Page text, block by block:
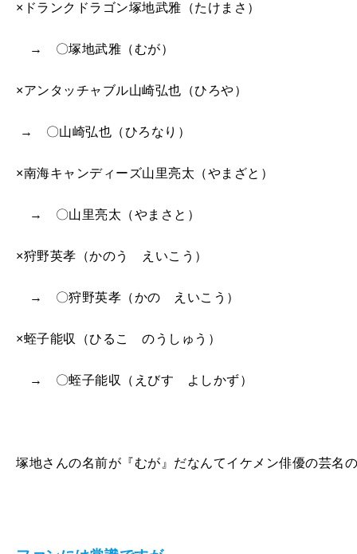
×ドランクドラゴン塚地武雅（たけまさ）
→ 〇塚地武雅（むが）
×アンタッチャブル山崎弘也（ひろや）
→ 〇山崎弘也（ひろなり）
×南海キャンディーズ山里亮太（やまざと）
→ 〇山里亮太（やまさと）
×狩野英孝（かのう えいこう）
→ 〇狩野英孝（かの えいこう）
×蛭子能収（ひるこ のうしゅう）
→ 〇蛭子能収（えびす よしかず）
塚地さんの名前が『むが』だなんてイケメン俳優の芸名